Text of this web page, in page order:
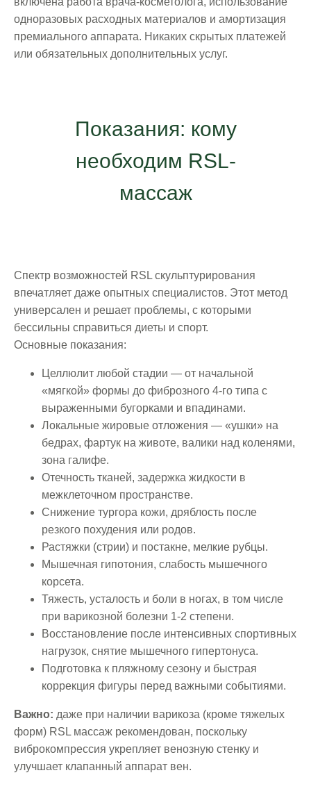
одноразовых расходных материалов и амортизация
премиального аппарата. Никаких скрытых платежей
или обязательных дополнительных услуг.
Показания: кому
необходим RSL-
массаж
Спектр возможностей RSL скульптурирования
впечатляет даже опытных специалистов. Этот метод
универсален и решает проблемы, с которыми
бессильны справиться диеты и спорт.
Основные показания:
Целлюлит любой стадии — от начальной
«мягкой» формы до фиброзного 4-го типа с
выраженными бугорками и впадинами.
Локальные жировые отложения — «ушки» на
бедрах, фартук на животе, валики над коленями,
зона галифе.
Отечность тканей, задержка жидкости в
межклеточном пространстве.
Снижение тургора кожи, дряблость после
резкого похудения или родов.
Растяжки (стрии) и постакне, мелкие рубцы.
Мышечная гипотония, слабость мышечного
корсета.
Тяжесть, усталость и боли в ногах, в том числе
при варикозной болезни 1-2 степени.
Восстановление после интенсивных спортивных
нагрузок, снятие мышечного гипертонуса.
Подготовка к пляжному сезону и быстрая
коррекция фигуры перед важными событиями.
Важно: даже при наличии варикоза (кроме тяжелых
форм) RSL массаж рекомендован, поскольку
виброкомпрессия укрепляет венозную стенку и
улучшает клапанный аппарат вен.